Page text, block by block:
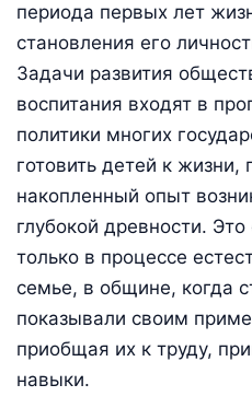
периода первых лет
становления его
Задачи развития
воспитания входят в
политики многих
готовить детей к жизни,
накопленный опыт
глубокой древности.
только в процессе
семье, в общине, когда
показывали своим
приобщая их к труду,
навыки.